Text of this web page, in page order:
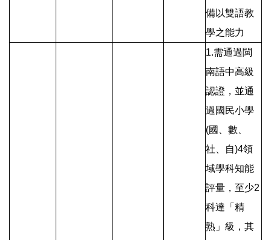
備以雙語教
學之能力
1.需通過閩
南語中高級
認證，並通
過國民小學
(國、數、
社、自)4領
域學科知能
評量，至少2
科達「精
熟」級，其